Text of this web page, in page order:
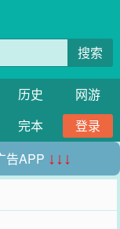
搜索
历史
网游
完本
登录
告APP ↓↓↓